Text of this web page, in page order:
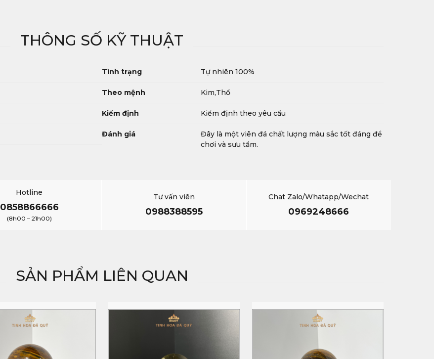
THÔNG SỐ KỸ THUẬT
Tình trạng Tự nhiên 100%
Theo mệnh Kim,Thổ
Kiểm định Kiểm định theo yêu cầu
Đánh giá
Đây là một viên đá chất lượng màu sắc tốt đáng để
chơi và sưu tầm.
Hotline
0858866666
(8h00 – 21h00)
Tư vấn viên
0988388595
Chat Zalo/Whatapp/Wechat
0969248666
SẢN PHẨM LIÊN QUAN